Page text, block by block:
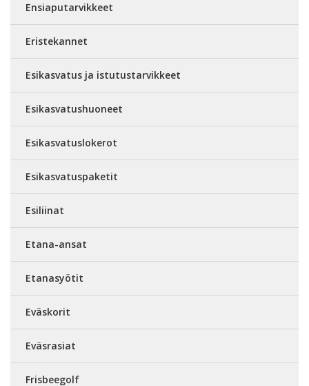
Ensiaputarvikkeet
Eristekannet
Esikasvatus ja istutustarvikkeet
Esikasvatushuoneet
Esikasvatuslokerot
Esikasvatuspaketit
Esiliinat
Etana-ansat
Etanasyötit
Eväskorit
Eväsrasiat
Frisbeegolf